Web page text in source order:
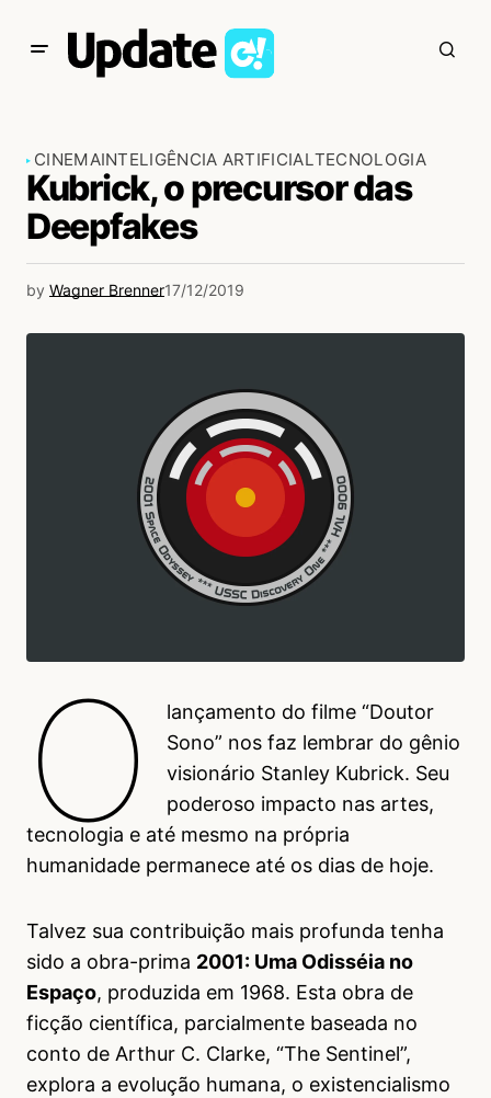
CINEMAINTELIGÊNCIA ARTIFICIALTECNOLOGIA
Kubrick, o precursor das
Deepfakes
by Wagner Brenner17/12/2019
O
lançamento do filme “Doutor
Sono” nos faz lembrar do gênio
visionário Stanley Kubrick. Seu
poderoso impacto nas artes,
tecnologia e até mesmo na própria
humanidade permanece até os dias de hoje.
Talvez sua contribuição mais profunda tenha
sido a obra-prima 2001: Uma Odisséia no
Espaço, produzida em 1968. Esta obra de
ficção científica, parcialmente baseada no
conto de Arthur C. Clarke, “The Sentinel”,
explora a evolução humana, o existencialismo